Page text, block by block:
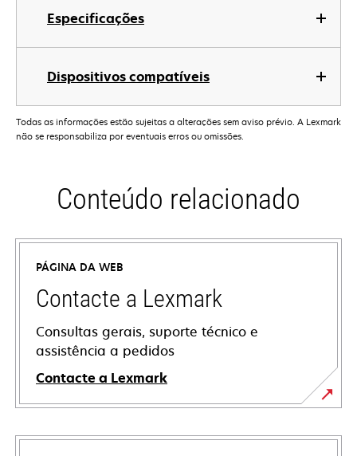
Especificações
Dispositivos compatíveis
Todas as informações estão sujeitas a alterações sem aviso prévio. A Lexmark
não se responsabiliza por eventuais erros ou omissões.
Conteúdo relacionado
PÁGINA DA WEB
Contacte a Lexmark
Consultas gerais, suporte técnico e
assistência a pedidos
Contacte a Lexmark